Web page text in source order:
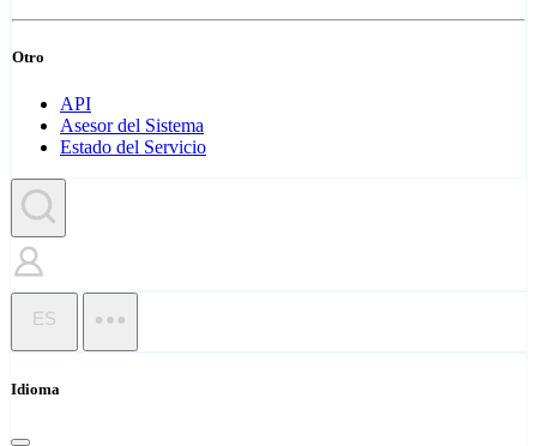
Otro
API
Asesor del Sistema
Estado del Servicio
ES
Idioma